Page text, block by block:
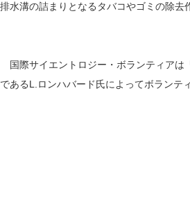
排水溝の詰まりとなるタバコやゴミの除
国際サイエントロジー・ボランティアは
であるL.ロンハバード氏によってボランテ